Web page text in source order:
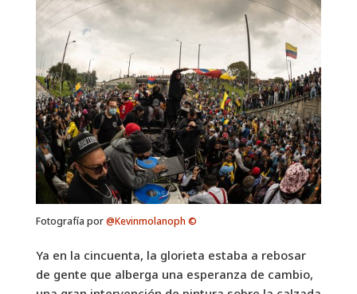
Fotografía por@Kevinmolanoph ©
Ya en la cincuenta, la glorieta estaba a rebosar
de gente que alberga una esperanza de cambio,